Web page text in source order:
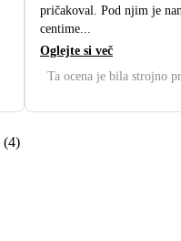
pričakoval. Pod njim je
centime...
Oglejte si več
Ta ocena je bila strojno
(4)